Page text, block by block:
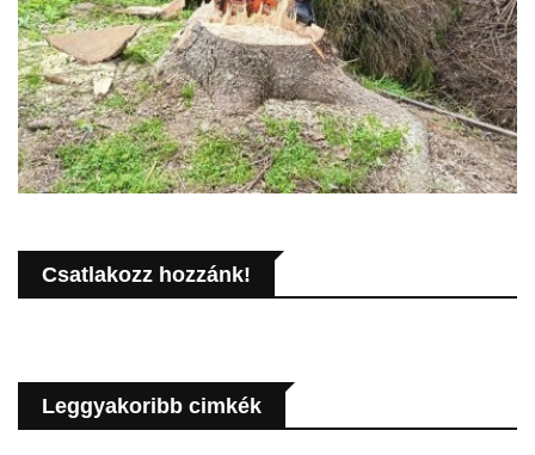
Csatlakozz hozzánk!
Leggyakoribb cimkék